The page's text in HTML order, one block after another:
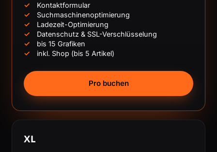
Kontaktformular
Suchmaschinenoptimierung
Ladezeit-Optimierung
Datenschutz & SSL-Verschlüsselung
bis 15 Grafiken
inkl. Shop (bis 5 Artikel)
Pro buchen
XL